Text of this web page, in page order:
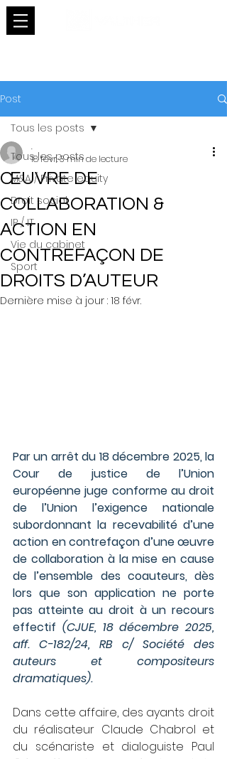
Post
Tous les posts
M&A / Private equity
Droit social
IP / IT
Vie du cabinet
Sport
Tous les posts
ŒUVRE DE
COLLABORATION &
ACTION EN
CONTREFAÇON DE
DROITS D’AUTEUR
.
18 févr.3 min de lecture
Dernière mise à jour : 18 févr.
Par un arrêt du 18 décembre 2025, la
Cour de justice de l’Union
européenne juge conforme au droit
de l’Union l’exigence nationale
subordonnant la recevabilité d’une
action en contrefaçon d’une œuvre
de collaboration à la mise en cause
de l’ensemble des coauteurs, dès
lors que son application ne porte
pas atteinte au droit à un recours
effectif (CJUE, 18 décembre 2025,
aff. C-182/24, RB c/ Société des
auteurs et compositeurs
dramatiques).
Dans cette affaire, des ayants droit
du réalisateur Claude Chabrol et
du scénariste et dialoguiste Paul